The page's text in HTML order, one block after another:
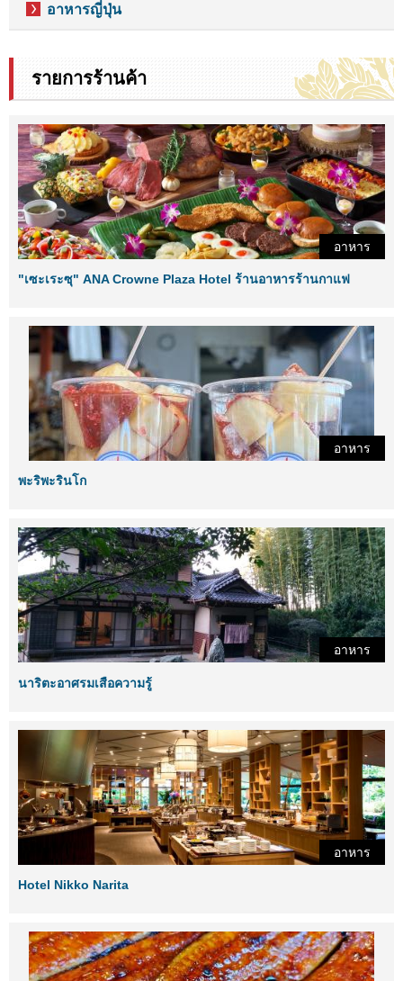
อาหารญี่ปุ่น
รายการร้านค้า
อาหาร
"เซะเระซุ" ANA Crowne Plaza Hotel ร้านอาหารร้านกาแฟ
อาหาร
พะริพะรินโก
อาหาร
นาริตะอาศรมเสือความรู้
อาหาร
Hotel Nikko Narita